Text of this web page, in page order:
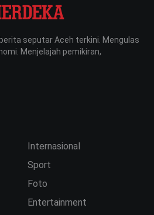
seputar Aceh terkini. Mengulas
Menjelajah pemikiran,
Internasional
Sport
Foto
Entertainment